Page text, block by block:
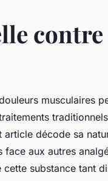
musculaires
article décode sa
aux autres
substance tant